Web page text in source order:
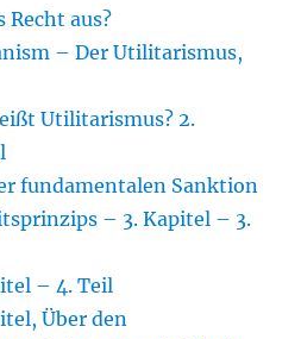
Recht aus?
– Der Utilitarismus,
Utilitarismus? 2.
fundamentalen Sanktion
– 3. Kapitel – 3.
– 4. Teil
Über den